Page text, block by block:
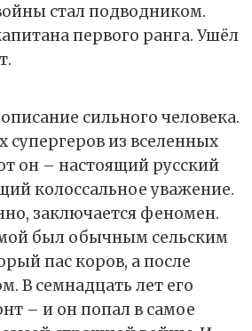
стал подводником.
первого ранга. Ушёл
описание сильного человека.
супергеров из вселенных
он – настоящий русский
колоссальное уважение.
заключается феномен.
был обычным сельским
пас коров, а после
В семнадцать лет его
– и он попал в самое